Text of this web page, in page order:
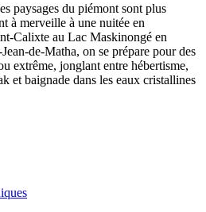
paysages du piémont sont plus
à merveille à une nuitée en
Calixte au Lac Maskinongé en
de-Matha, on se prépare pour des
extrême, jonglant entre hébertisme,
et baignade dans les eaux cristallines